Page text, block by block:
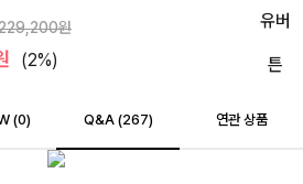
원
(2%)
(0) Q&A (267) 연관 상품